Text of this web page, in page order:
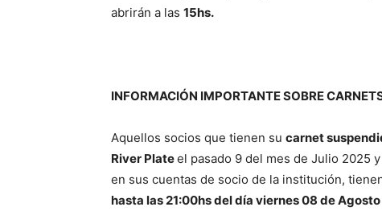
abrirán a las 15hs.
INFORMACIÓN IMPORTANTE SOBRE
Aquellos socios que tienen su carnet
River Plateel pasado 9 del mes de Julio 2025
en sus cuentas de socio de la institución,
hasta las 21:00hs del día viernes 08 de